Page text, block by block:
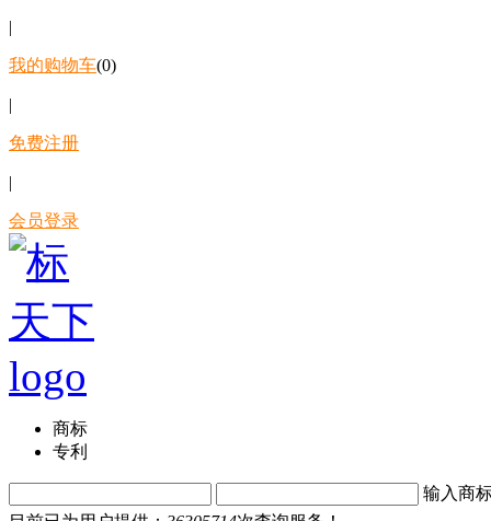
|
我的购物车(0)
|
免费注册
|
会员登录
商标
专利
输入商